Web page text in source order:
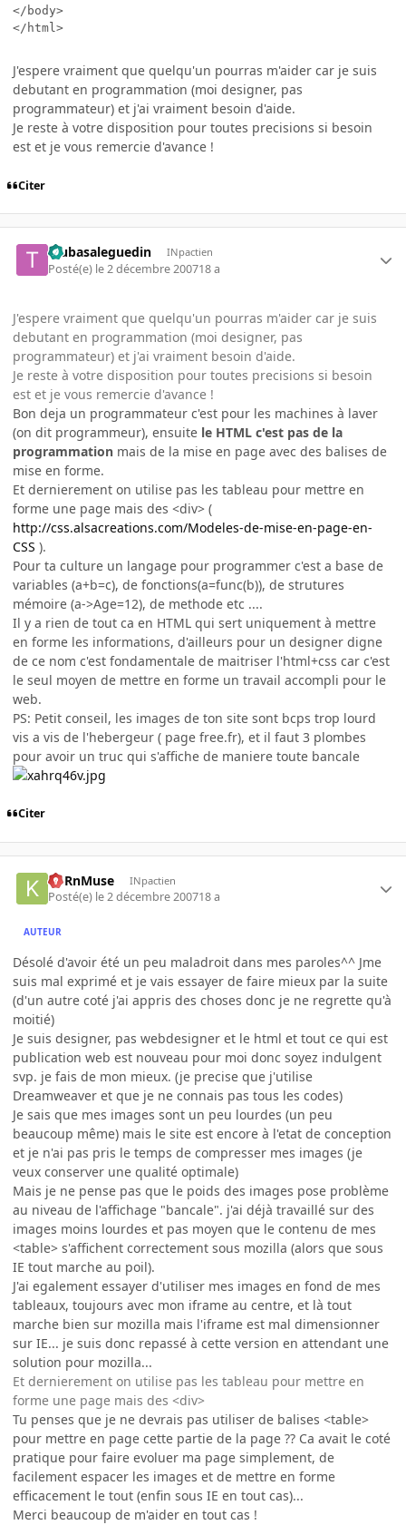
</body>
</html>
J'espere vraiment que quelqu'un pourras m'aider car je suis
debutant en programmation (moi designer, pas
programmateur) et j'ai vraiment besoin d'aide.
Je reste à votre disposition pour toutes precisions si besoin
est et je vous remercie d'avance !
Citer
tsubasaleguedin INpactien
Posté(e) le 2 décembre 200718 a
J'espere vraiment que quelqu'un pourras m'aider car je suis
debutant en programmation (moi designer, pas
programmateur) et j'ai vraiment besoin d'aide.
Je reste à votre disposition pour toutes precisions si besoin
est et je vous remercie d'avance !
Bon deja un programmateur c'est pour les machines à laver
(on dit programmeur), ensuite le HTML c'est pas de la
programmation mais de la mise en page avec des balises de
mise en forme.
Et dernierement on utilise pas les tableau pour mettre en
forme une page mais des <div> (
http://css.alsacreations.com/Modeles-de-mise-en-page-en-
CSS ).
Pour ta culture un langage pour programmer c'est a base de
variables (a+b=c), de fonctions(a=func(b)), de strutures
mémoire (a->Age=12), de methode etc ....
Il y a rien de tout ca en HTML qui sert uniquement à mettre
en forme les informations, d'ailleurs pour un designer digne
de ce nom c'est fondamentale de maitriser l'html+css car c'est
le seul moyen de mettre en forme un travail accompli pour le
web.
PS: Petit conseil, les images de ton site sont bcps trop lourd
vis a vis de l'hebergeur ( page free.fr), et il faut 3 plombes
pour avoir un truc qui s'affiche de maniere toute bancale
Citer
KoRnMuse INpactien
Posté(e) le 2 décembre 200718 a
AUTEUR
Désolé d'avoir été un peu maladroit dans mes paroles^^ Jme
suis mal exprimé et je vais essayer de faire mieux par la suite
(d'un autre coté j'ai appris des choses donc je ne regrette qu'à
moitié)
Je suis designer, pas webdesigner et le html et tout ce qui est
publication web est nouveau pour moi donc soyez indulgent
svp. je fais de mon mieux. (je precise que j'utilise
Dreamweaver et que je ne connais pas tous les codes)
Je sais que mes images sont un peu lourdes (un peu
beaucoup même) mais le site est encore à l'etat de conception
et je n'ai pas pris le temps de compresser mes images (je
veux conserver une qualité optimale)
Mais je ne pense pas que le poids des images pose problème
au niveau de l'affichage "bancale". j'ai déjà travaillé sur des
images moins lourdes et pas moyen que le contenu de mes
<table> s'affichent correctement sous mozilla (alors que sous
IE tout marche au poil).
J'ai egalement essayer d'utiliser mes images en fond de mes
tableaux, toujours avec mon iframe au centre, et là tout
marche bien sur mozilla mais l'iframe est mal dimensionner
sur IE... je suis donc repassé à cette version en attendant une
solution pour mozilla...
Et dernierement on utilise pas les tableau pour mettre en
forme une page mais des <div>
Tu penses que je ne devrais pas utiliser de balises <table>
pour mettre en page cette partie de la page ?? Ca avait le coté
pratique pour faire evoluer ma page simplement, de
facilement espacer les images et de mettre en forme
efficacement le tout (enfin sous IE en tout cas)...
Merci beaucoup de m'aider en tout cas !